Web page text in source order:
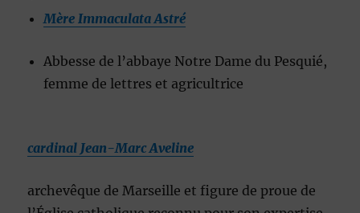
Mère Immaculata Astré
Abbesse de l’abbaye Notre Dame du Pesquié,
femme de lettres et agricultrice
cardinal Jean-Marc Aveline
archevêque de Marseille et figure de proue de